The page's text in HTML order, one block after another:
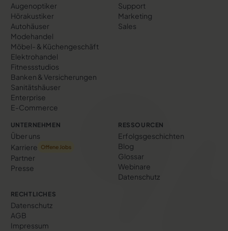
Augenoptiker
Hörakustiker
Autohäuser
Modehandel
Möbel- & Küchengeschäft
Elektrohandel
Fitnessstudios
Banken & Versicherungen
Sanitätshäuser
Enterprise
E-Commerce
Support
Marketing
Sales
UNTERNEHMEN
Über uns
Karriere
Offene Jobs
Partner
Presse
RESSOURCEN
Erfolgs­geschichten
Blog
Glossar
Webinare
Datenschutz
RECHTLICHES
Datenschutz
AGB
Impressum